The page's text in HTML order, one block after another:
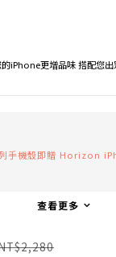
iPhone更增品味 搭配您
手機殼即贈 Horizon
查看更多